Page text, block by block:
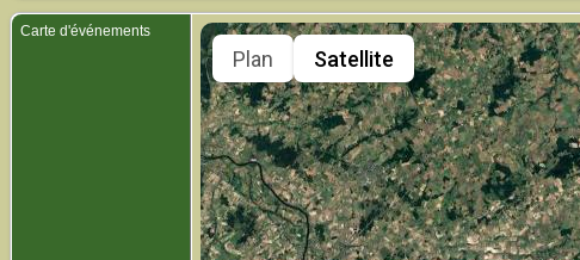
Carte d'événements
Plan Satellite